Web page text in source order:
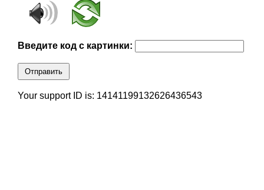
Введите код с картинки:
Отправить
Your support ID is: 14141199132626436543